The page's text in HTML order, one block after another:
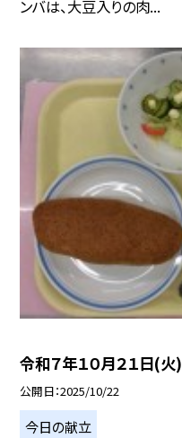
ンバは、大豆入りの肉...
令和７年１０月２１日(火)
公開日 2025/10/22
今日の献立